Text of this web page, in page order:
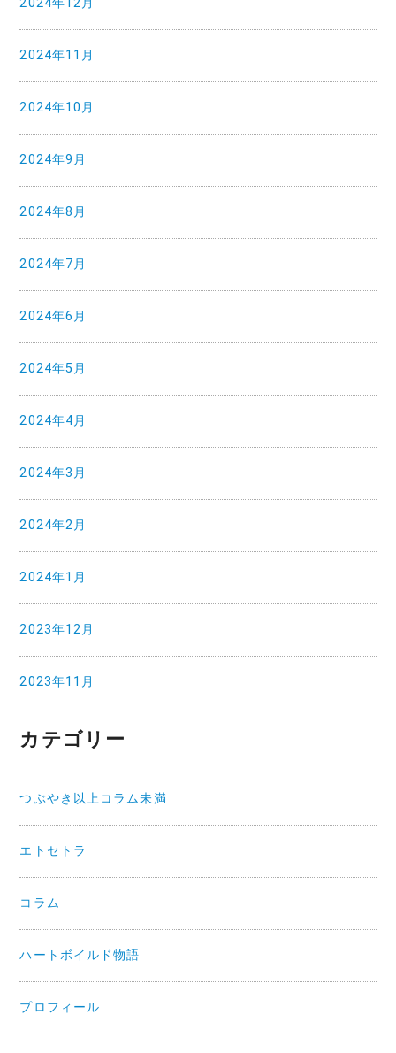
2024年11月
2024年10月
2024年9月
2024年8月
2024年7月
2024年6月
2024年5月
2024年4月
2024年3月
2024年2月
2024年1月
2023年12月
2023年11月
カテゴリー
つぶやき以上コラム未満
エトセトラ
コラム
ハートボイルド物語
プロフィール